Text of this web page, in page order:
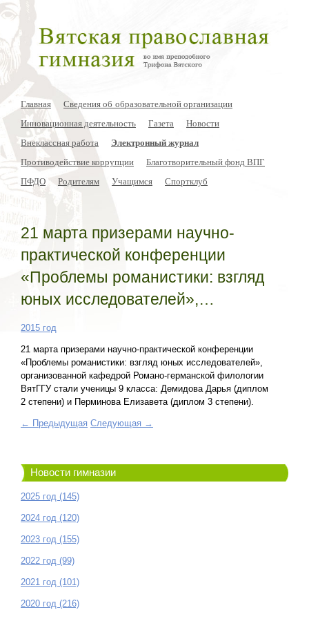
Главная
Сведения об образовательной организации
Инновационная деятельность
Газета
Новости
Внеклассная работа
Электронный журнал
Противодействие коррупции
Благотворительный фонд ВПГ
ПФДО
Родителям Учащимся Спортклуб
21 марта призерами научно-
практической конференции
«Проблемы романистики: взгляд
юных исследователей»,…
2015 год
21 марта призерами научно-практической конференции
«Проблемы романистики: взгляд юных исследователей»,
организованной кафедрой Романо-германской филологии
ВятГГУ стали ученицы 9 класса: Демидова Дарья (диплом
2 степени) и Перминова Елизавета (диплом 3 степени).
← Предыдущая Следующая →
Новости гимназии
2025 год (145)
2024 год (120)
2023 год (155)
2022 год (99)
2021 год (101)
2020 год (216)